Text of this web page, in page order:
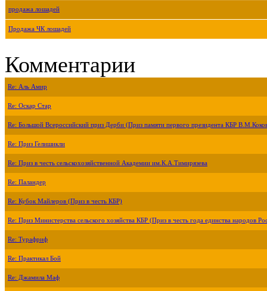
продажа лошадей
Продажа ЧК лошадей
Комментарии
Re: Аль Амир
Re: Оскар Стар
Re: Большой Всероссийский приз Дерби (Приз памяти первого президента КБР
Re: Приз Гелишикли
Re: Приз в честь сельскохозяйственной Академии им.К.А.Тимирязева
Re: Паландер
Re: Кубок Майлеров (Приз в честь КБР)
Re: Приз Министерства сельского хозяйства КБР (Приз в честь года единства народов
Re: Турафриф
Re: Практикал Бой
Re: Джамила Маф